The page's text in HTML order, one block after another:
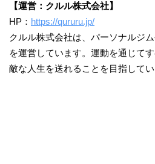
【運営：クルル株式会社】
HP： https://qururu.jp/
クルル株式会社は、パーソナルジ
を運営しています。運動を通じて
敵な人生を送れることを目指してい